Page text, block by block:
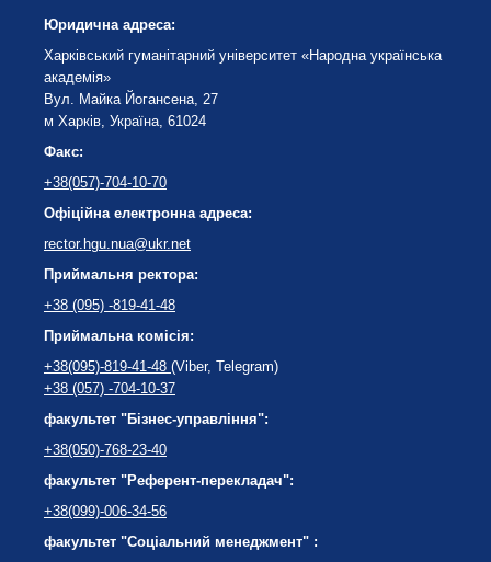
Юридична адреса:
Харківський гуманітарний університет «Народна українська
академія»
Вул. Майка Йогансена, 27
м Харків, Україна, 61024
Факс:
+38(057)-704-10-70
Офіційна електронна адреса:
rector.hgu.nua@ukr.net
Приймальня ректора:
+38 (095) -819-41-48
Приймальна комісія:
+38(095)-819-41-48 (Viber, Telegram)
+38 (057) -704-10-37
факультет "Бізнес-управління":
+38(050)-768-23-40
факультет "Референт-перекладач":
+38(099)-006-34-56
факультет "Соціальний менеджмент" :